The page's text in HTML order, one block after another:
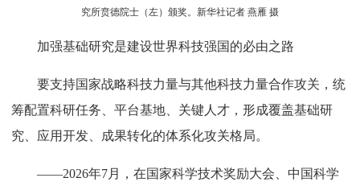
究所贲德院士（左）颁奖。新华社记者 燕雁 摄
加强基础研究是建设世界科技强国的必由之路
要支持国家战略科技力量与其他科技力量合作攻关，统
筹配置科研任务、平台基地、关键人才，形成覆盖基础研
究、应用开发、成果转化的体系化攻关格局。
——2026年7月，在国家科学技术奖励大会、中国科学